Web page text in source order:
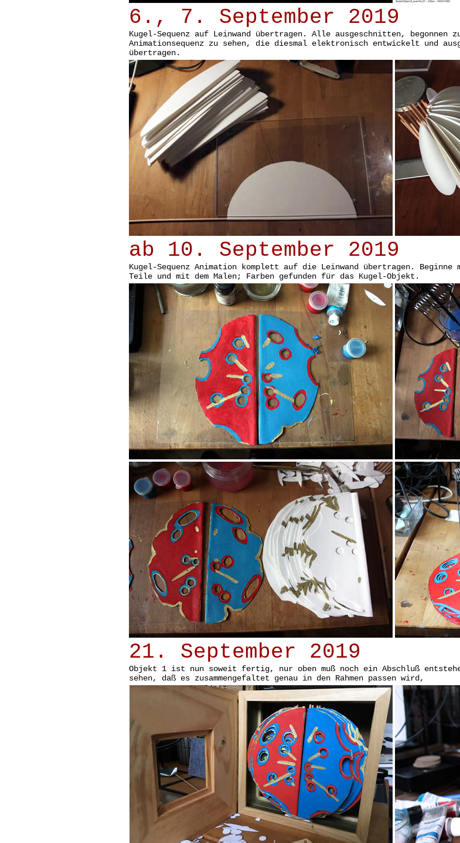
6., 7. September 2019
Kugel-Sequenz auf Leinwand übertragen. Alle ausgeschnitten, begonnen
Animationsequenz zu sehen, die diesmal elektronisch entwickelt und
übertragen.
ab 10. September 2019
Kugel-Sequenz Animation komplett auf die Leinwand übertragen. Beginne
Teile und mit dem Malen; Farben gefunden für das Kugel-Objekt.
21. September 2019
Objekt 1 ist nun soweit fertig, nur oben muß noch ein Abschluß
sehen, daß es zusammengefaltet genau in den Rahmen passen wird,